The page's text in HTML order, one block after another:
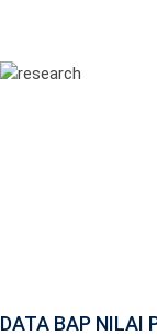
DATA BAP NILAI